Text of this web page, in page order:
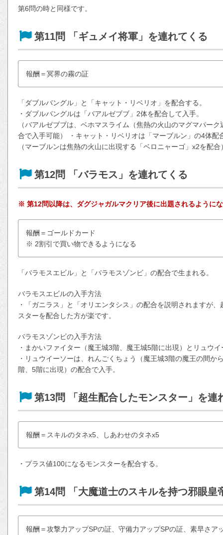
第6問の時と同様です。
第11問 「ギュメイ将軍」を連れてくる
報酬＝冥界の霧の証
「ダブルバングル」と「キャット・リベリオ」を配合する。
・ダブルバングルは「バアルゼブブ」2体を配合して入手。
（バアルゼブブは、ベホマスライム（焦熱の火山のマグマパー
合で入手可能） ・キャット・リベリオは「マーブルン」の4体配
（マーブルンは焦熱の火山に出現する「ベロニャーゴ」x2を配合
第12問 「バラモス」を連れてくる
※ 第12問以降は、ダグジャガルマクリア後に出題されるように
報酬＝ゴールドカード
※ 2割引で買い物できるようになる
「バラモスエビル」と「バラモスゾンビ」の配合で生まれる。
バラモスエビルの入手方法
・「ガニラス」と「オリエンタシス」の配合を説明されますが
スターを配合した方が楽です。
バラモスゾンビの入手方法
・まかいファイター（魔王城3階、魔王城5階に出現）とリュウ
・リュウイーソーは、れんごくちょう（魔王城3階の魔王の間
階、5階に出現）の配合で入手。
第13問 「超生配合したモンスター」を連
報酬＝スキルのタネx5、しあわせのタネx5
・プラス値100になるモンスターを配合する。
第14問 「大魔道士のスキルを持つ邪眼皇
報酬＝攻撃力アップSPの証、守備力アップSPの証、素早さア